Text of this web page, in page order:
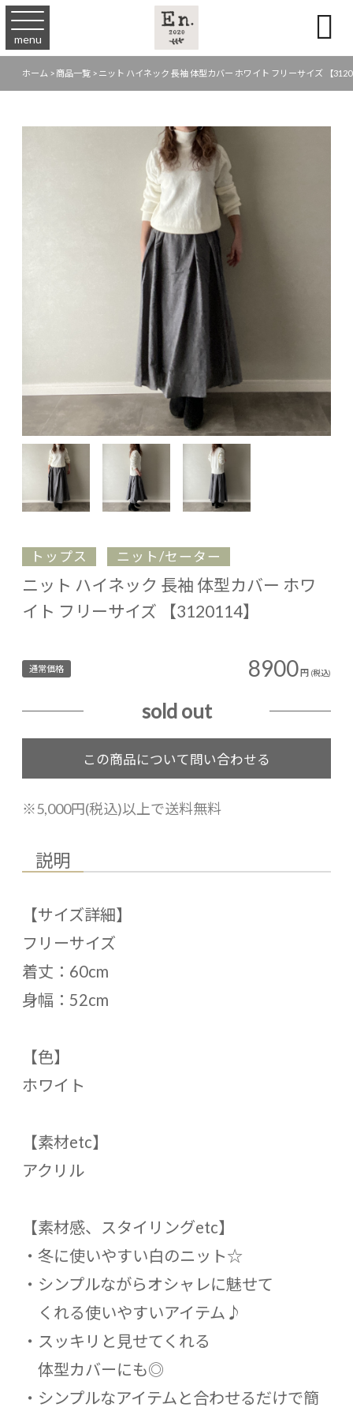
menu 
ホーム > 商品一覧 > ニット ハイネック 長袖 体型カバー ホワイト フリーサイズ 【
トップス ニット/セーター
ニット ハイネック 長袖 体型カバー ホワ
イト フリーサイズ 【3120114】
通常価格 8900円 (税込)
sold out
※5,000円(税込)以上で送料無料
説明
【サイズ詳細】
フリーサイズ
着丈：60cm
身幅：52cm
【色】
ホワイト
【素材etc】
アクリル
【素材感、スタイリングetc】
・冬に使いやすい白のニット☆
・シンプルながらオシャレに魅せて
くれる使いやすいアイテム♪
・スッキリと見せてくれる
体型カバーにも◎
・シンプルなアイテムと合わせるだけで簡